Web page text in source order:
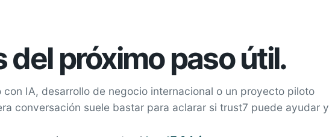
del próximo paso útil.
con IA, desarrollo de negocio internacional o un proyecto piloto
conversación suele bastar para aclarar si trust7 puede ayudar y